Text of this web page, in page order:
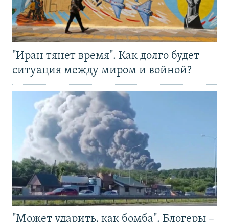
"Иран тянет время". Как долго будет
ситуация между миром и войной?
"Может ударить, как бомба". Блогеры –